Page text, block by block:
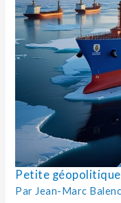
Petite
Par Jean-Marc